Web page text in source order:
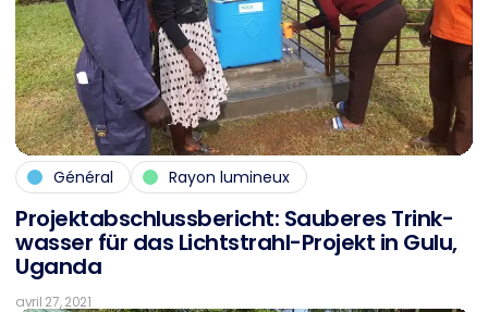
Général Rayon lumineux
Pro­jekt­ab­schluss­be­richt: Sau­be­res Trink­
was­ser für das Licht­strahl-Pro­jekt in Gulu,
Ugan­da
avril 27, 2021